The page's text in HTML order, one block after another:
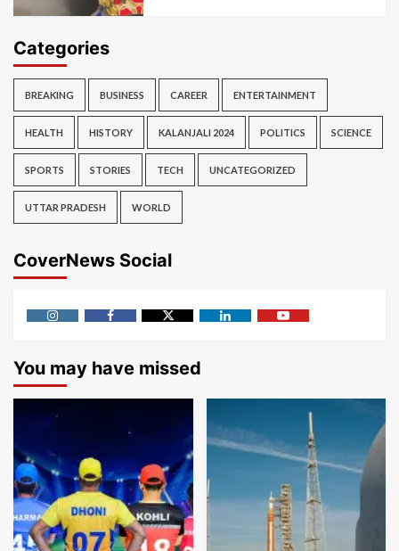
Categories
BREAKING BUSINESS CAREER ENTERTAINMENT
HEALTH HISTORY KALANJALI 2024 POLITICS SCIENCE
SPORTS STORIES TECH UNCATEGORIZED
UTTAR PRADESH WORLD
CoverNews Social
You may have missed